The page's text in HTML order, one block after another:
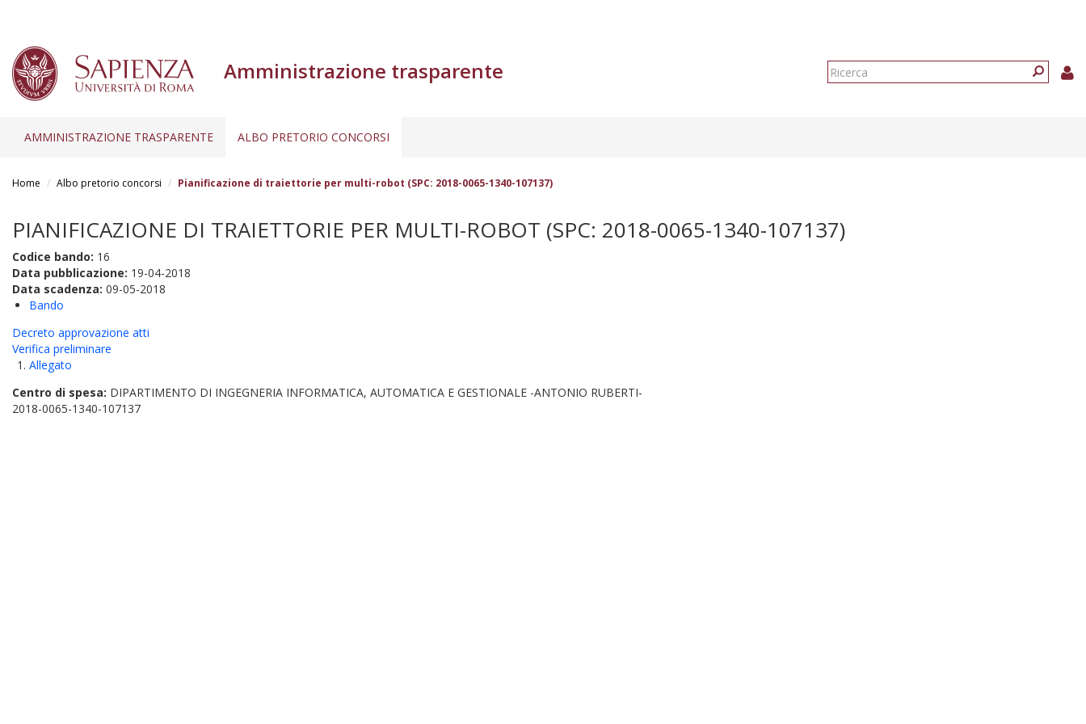
Amministrazione trasparente
Form
AMMINISTRAZIONE TRASPARENTE ALBO PRETORIO CONCORSI
Home Albo pretorio concorsi Pianificazione di traiettorie per multi-robot (SPC: 2018-0065-1340-107137)
PIANIFICAZIONE DI TRAIETTORIE PER MULTI-ROBOT (SPC: 2018-0065-1340-107137)
Codice bando: 16
Data pubblicazione: 19-04-2018
Data scadenza: 09-05-2018
Bando
Decreto approvazione atti
Verifica preliminare
Allegato
Centro di spesa: DIPARTIMENTO DI INGEGNERIA INFORMATICA, AUTOMATICA E GESTIONALE -ANTONIO RUBERTI-
2018-0065-1340-107137